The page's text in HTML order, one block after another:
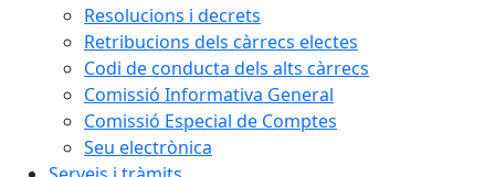
Resolucions i decrets
Retribucions dels càrrecs electes
Codi de conducta dels alts càrrecs
Comissió Informativa General
Comissió Especial de Comptes
Seu electrònica